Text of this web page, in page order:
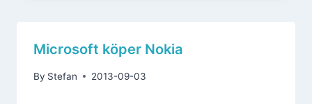
Microsoft köper Nokia
By Stefan 2013-09-03